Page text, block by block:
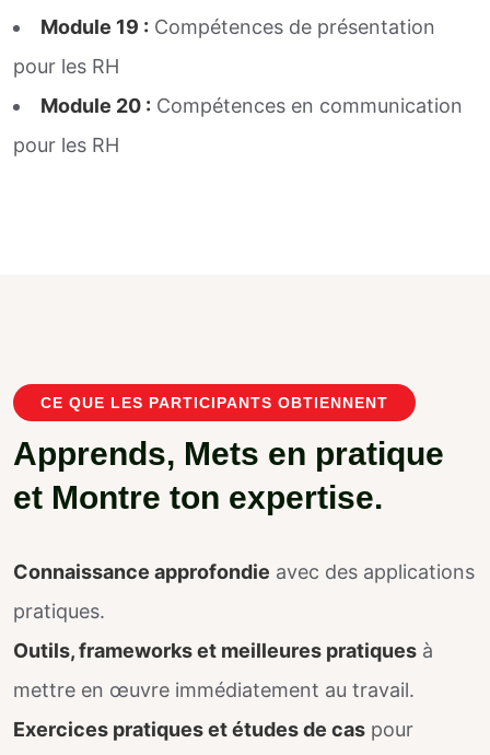
Module 19 : Compétences de présentation
pour les RH
Module 20 : Compétences en communication
pour les RH
CE QUE LES PARTICIPANTS OBTIENNENT
Apprends, Mets en pratique
et Montre ton expertise.
Connaissance approfondie avec des applications
pratiques.
Outils, frameworks et meilleures pratiques à
mettre en œuvre immédiatement au travail.
Exercices pratiques et études de cas pour